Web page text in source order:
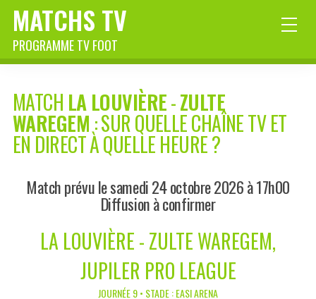
MATCHS TV
PROGRAMME TV FOOT
MATCH LA LOUVIÈRE-ZULTE
WAREGEM : SUR QUELLE CHAÎNE TV ET
EN DIRECT À QUELLE HEURE ?
Match prévu le samedi 24 octobre 2026 à 17h00
Diffusion à confirmer
LA LOUVIÈRE - ZULTE WAREGEM,
JUPILER PRO LEAGUE
JOURNÉE 9 • STADE : EASI ARENA